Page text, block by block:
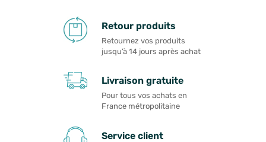
Retour produits
Retournez vos produits
jusqu’à 14 jours après achat
Livraison gratuite
Pour tous vos achats en
France métropolitaine
Service client